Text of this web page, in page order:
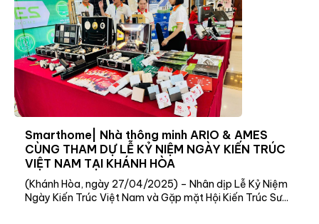
Smarthome| Nhà thông minh ARIO & AMES
CÙNG THAM DỰ LỄ KỶ NIỆM NGÀY KIẾN TRÚC
VIỆT NAM TẠI KHÁNH HÒA
(Khánh Hòa, ngày 27/04/2025) – Nhân dịp Lễ Kỷ Niệm
Ngày Kiến Trúc Việt Nam và Gặp mặt Hội Kiến Trúc Sư...